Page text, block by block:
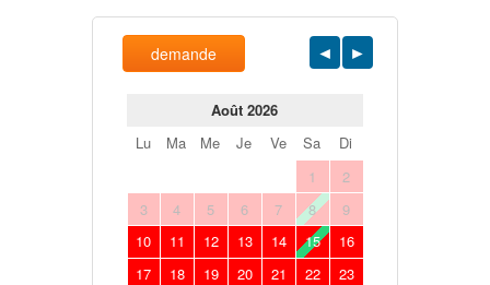
demande
Août 2026
Lu
Ma Me Je Ve Sa
Di
1
2
3
4 5 6 7 8
9
10
11 12 13 14 15
16
17
18 19 20 21 22
23